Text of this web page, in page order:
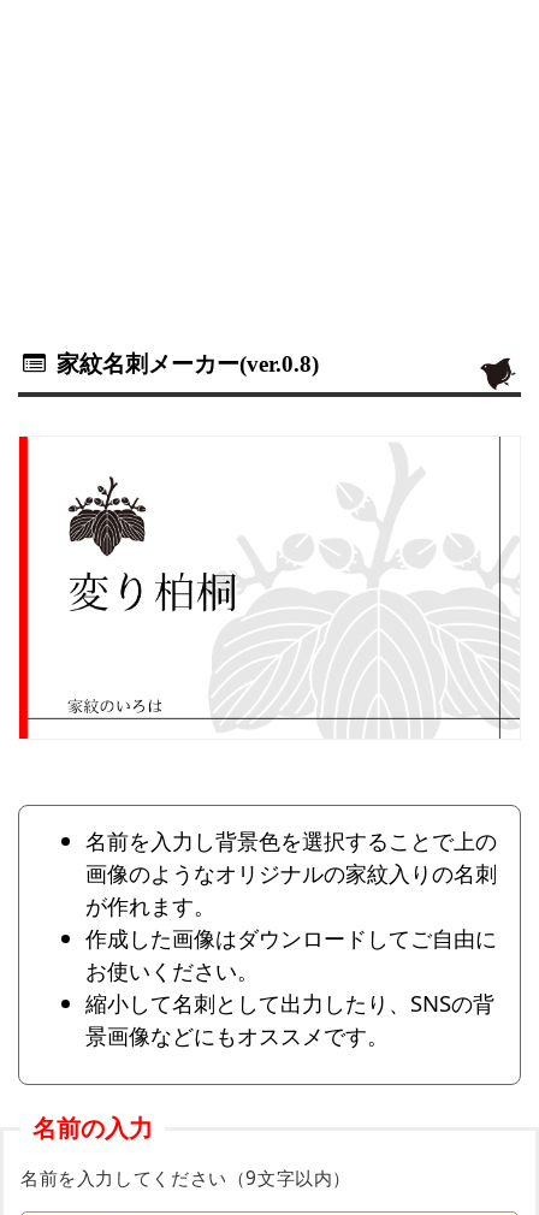
家紋名刺メーカー(ver.0.8)
名前を入力し背景色を選択することで上の
画像のようなオリジナルの家紋入りの名刺
が作れます。
作成した画像はダウンロードしてご自由に
お使いください。
縮小して名刺として出力したり、SNSの背
景画像などにもオススメです。
名前の入力
名前を入力してください（9文字以内）